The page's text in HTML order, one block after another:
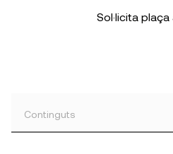
Sol·licita plaça
Continguts